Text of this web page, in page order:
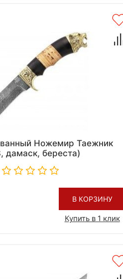
Ножемир Таежник
дамаск, береста)
В КОРЗИНУ
Купить в 1 клик